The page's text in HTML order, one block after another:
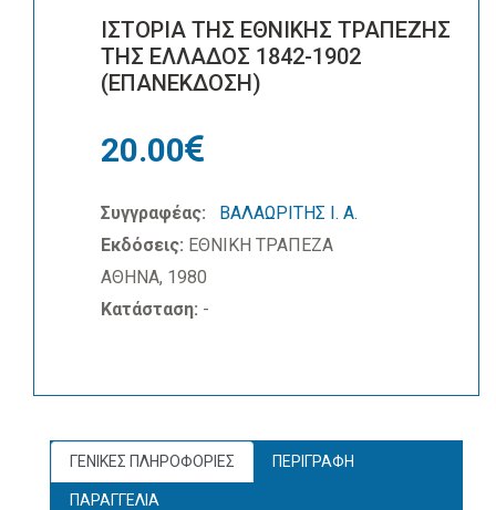
ΙΣΤΟΡΙΑ ΤΗΣ ΕΘΝΙΚΗΣ ΤΡΑΠΕΖΗΣ
ΤΗΣ ΕΛΛΑΔΟΣ 1842-1902
(ΕΠΑΝΕΚΔΟΣΗ)
20.00
Συγγραφέας:
ΒΑΛΑΩΡΙΤΗΣ Ι. Α.
Εκδόσεις: ΕΘΝΙΚΗ ΤΡΑΠΕΖΑ
ΑΘΗΝΑ, 1980
Κατάσταση: -
ΓΕΝΙΚΕΣ ΠΛΗΡΟΦΟΡΙΕΣ ΠΕΡΙΓΡΑΦΗ
ΠΑΡΑΓΓΕΛΙΑ